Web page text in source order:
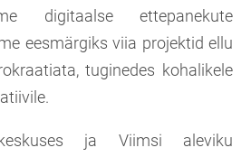
digitaalse ettepanekute
eesmärgiks viia projektid ellu
tuginedes kohalikele
ja Viimsi aleviku